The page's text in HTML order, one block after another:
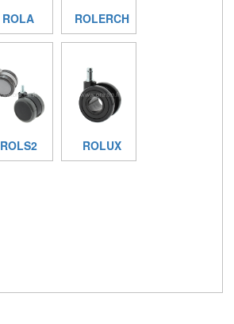
ROLA ROLERCH
ROLS2 ROLUX